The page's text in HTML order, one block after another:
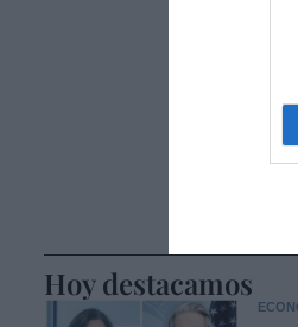
Hoy destacamos